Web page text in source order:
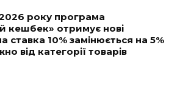
року програма
кешбек» отримує нові
ставка 10% замінюється на 5%
від категорії товарів